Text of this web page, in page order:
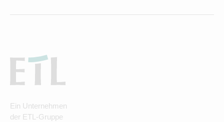
Ein Unternehmen
der ETL-Gruppe